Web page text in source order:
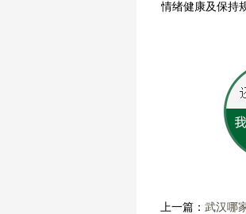
情绪健康及保持
上一篇： 武汉哪